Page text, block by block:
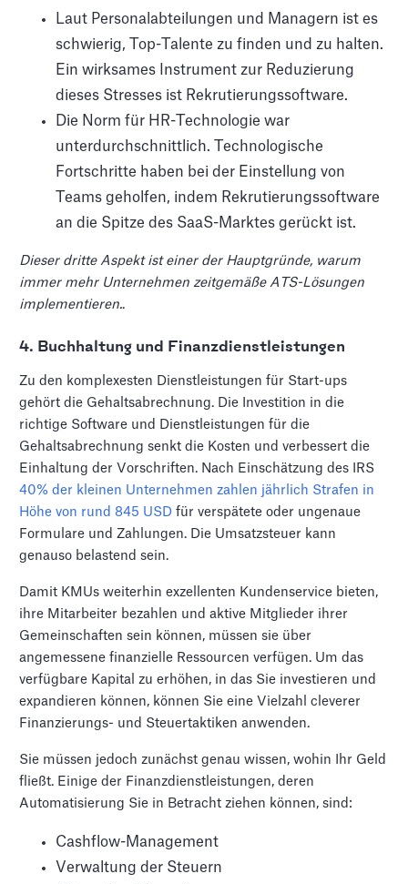
Laut Personalabteilungen und Managern ist es
schwierig, Top-Talente zu finden und zu halten.
Ein wirksames Instrument zur Reduzierung
dieses Stresses ist Rekrutierungssoftware.
Die Norm für HR-Technologie war
unterdurchschnittlich. Technologische
Fortschritte haben bei der Einstellung von
Teams geholfen, indem Rekrutierungssoftware
an die Spitze des SaaS-Marktes gerückt ist.
Dieser dritte Aspekt ist einer der Hauptgründe, warum
immer mehr Unternehmen zeitgemäße ATS-Lösungen
implementieren..
4. Buchhaltung und Finanzdienstleistungen
Zu den komplexesten Dienstleistungen für Start-ups
gehört die Gehaltsabrechnung. Die Investition in die
richtige Software und Dienstleistungen für die
Gehaltsabrechnung senkt die Kosten und verbessert die
Einhaltung der Vorschriften. Nach Einschätzung des IRS
40% der kleinen Unternehmen zahlen jährlich Strafen in
Höhe von rund 845 USD für verspätete oder ungenaue
Formulare und Zahlungen. Die Umsatzsteuer kann
genauso belastend sein.
Damit KMUs weiterhin exzellenten Kundenservice bieten,
ihre Mitarbeiter bezahlen und aktive Mitglieder ihrer
Gemeinschaften sein können, müssen sie über
angemessene finanzielle Ressourcen verfügen. Um das
verfügbare Kapital zu erhöhen, in das Sie investieren und
expandieren können, können Sie eine Vielzahl cleverer
Finanzierungs- und Steuertaktiken anwenden.
Sie müssen jedoch zunächst genau wissen, wohin Ihr Geld
fließt. Einige der Finanzdienstleistungen, deren
Automatisierung Sie in Betracht ziehen können, sind:
Cashflow-Management
Verwaltung der Steuern